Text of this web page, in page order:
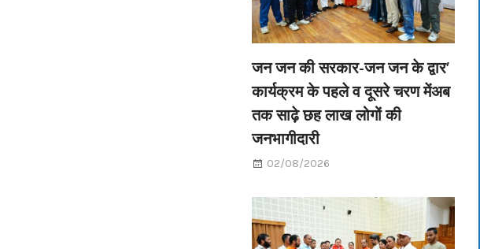
जन जन की सरकार-जन जन के द्वार’
कार्यक्रम के पहले व दूसरे चरण मेंअब
तक साढ़े छह लाख लोगों की
जनभागीदारी
02/08/2026